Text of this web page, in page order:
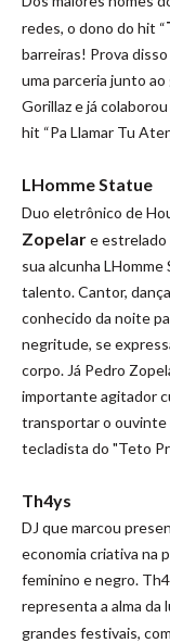
redes, o dono do hit “
barreiras! Prova
uma parceria junto
Gorillaz e já
hit “Pa Llamar Tu
LHomme Statue
Duo eletrônico de
Zopelare estrelado
sua alcunha
talento. Cantor,
conhecido da noite
negritude, se
corpo. Já Pedro
importante agitador
transportar o ouvinte
tecladista do "Teto
Th4ys
DJ que marcou
economia criativa na
feminino e negro.
representa a alma da
grandes festivais,